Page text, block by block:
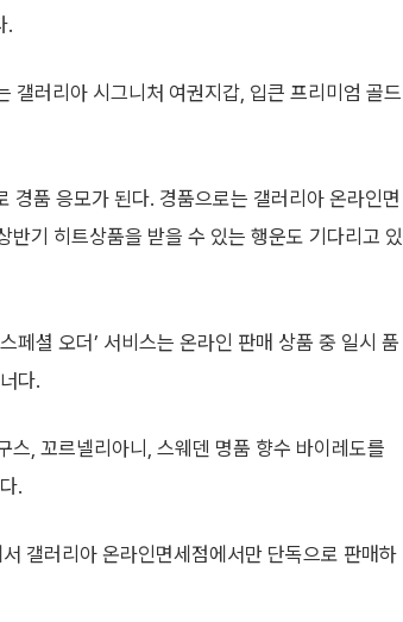
.
갤러리아 시그니처 여권지갑, 입큰 프리미엄 골드
품 응모가 된다. 경품으로는 갤러리아 온라인면
기 히트상품을 받을 수 있는 행운도 기다리고 있
페셜 오더’ 서비스는 온라인 판매 상품 중 일시 품
다.
스, 꼬르넬리아니, 스웨덴 명품 향수 바이레도를
.
갤러리아 온라인면세점에서만 단독으로 판매하